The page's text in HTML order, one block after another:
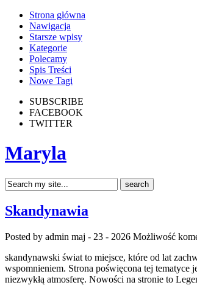
Strona główna
Nawigacja
Starsze wpisy
Kategorie
Polecamy
Spis Treści
Nowe Tagi
SUBSCRIBE
FACEBOOK
TWITTER
Maryla
Skandynawia
Posted by admin maj - 23 - 2026 Możliwość
skandynawski świat to miejsce, które od lat
wspomnieniem. Strona poświęcona tej
niezwykłą atmosferę. Nowości na stronie to